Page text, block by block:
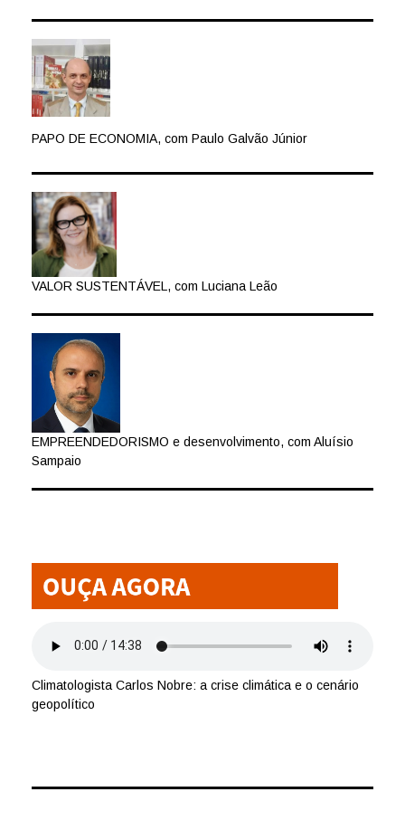
PAPO DE ECONOMIA, com Paulo Galvão Júnior
VALOR SUSTENTÁVEL, com Luciana Leão
EMPREENDEDORISMO e desenvolvimento, com Aluísio
Sampaio
Climatologista Carlos Nobre: a crise climática e o cenário
geopolítico